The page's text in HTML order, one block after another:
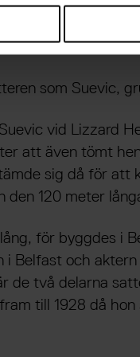
som Suevic,
vid Lizzard
att även tömt
sig då för att
den 120 meter
för byggdes i
i Belfast och
de två delarna
till 1928 då